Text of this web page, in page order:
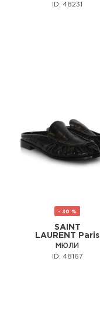
ID: 48231
- 30 %
SAINT
LAURENT Paris
МЮЛИ
ID: 48167